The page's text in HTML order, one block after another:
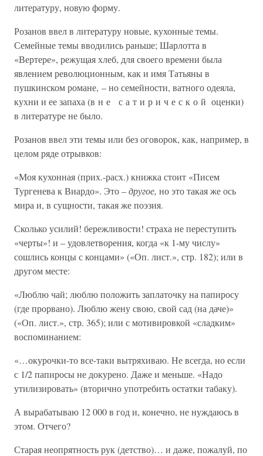
литературу, новую форму.
Розанов ввел в литературу новые, кухонные темы.
Семейные темы вводились раньше; Шарлотта в
«Вертере», режущая хлеб, для своего времени была
явлением революционным, как и имя Татьяны в
пушкинском романе, – но семейности, ватного одеяла,
кухни и ее запаха (в н е с а т и р и ч е с к о й оценки)
в литературе не было.
Розанов ввел эти темы или без оговорок, как, например, в
целом ряде отрывков:
«Моя кухонная (прих.-расх.) книжка стоит «Писем
Тургенева к Виардо». Это –другое, но это такая же ось
мира и, в сущности, такая же поэзия.
Сколько усилий! бережливости! страха не переступить
«черты»! и – удовлетворения, когда «к 1-му числу»
сошлись концы с концами» («Оп. лист.», стр. 182); или в
другом месте:
«Люблю чай; люблю положить заплаточку на папиросу
(где прорвано). Люблю жену свою, свой сад (на даче)»
(«Оп. лист.», стр. 365); или с мотивировкой «сладким»
воспоминанием:
«…окурочки-то все-таки вытряхиваю. Не всегда, но если
с 1/2 папиросы не докурено. Даже и меньше. «Надо
утилизировать» (вторично употребить остатки табаку).
А вырабатываю 12 000 в год и, конечно, не нуждаюсь в
этом. Отчего?
Старая неопрятность рук (детство)… и даже, пожалуй, по